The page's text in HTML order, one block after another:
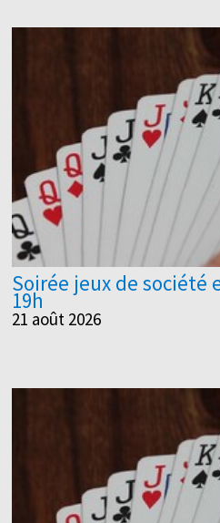
Soirée jeux de société
19h
21 août 2026